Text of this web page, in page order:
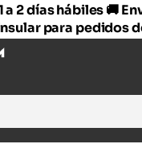
a 2 días hábiles 🚚
para pedidos